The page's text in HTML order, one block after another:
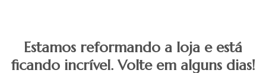
Estamos reformando a loja e está
ficando incrível. Volte em alguns dias!